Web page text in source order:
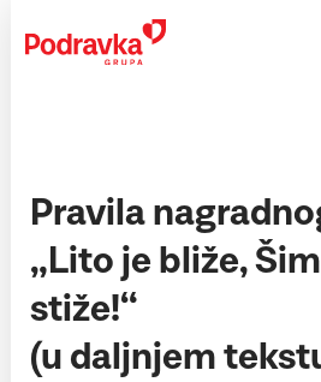
content
Pravila
„Lito je bliže,
stiže!“
(u daljnjem